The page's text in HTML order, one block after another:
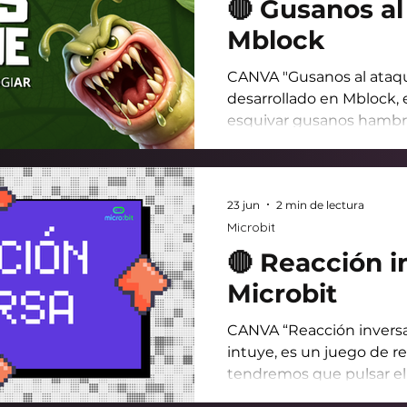
🔴 Gusanos
Mblock
CANVA "Gusanos al
desarrollado en
esquivar gusanos
Quien aguante más,
AMPLIAR LA FOTO
Cuando pulsamos
que estamos haciendo
flor y decirle que
lugar - hace
🔴 Reacción
Microbit
CANVA “Reacción
intuye, es un juego de
tendremos que pulsar
Microbit
23 jun 2 min de lectura